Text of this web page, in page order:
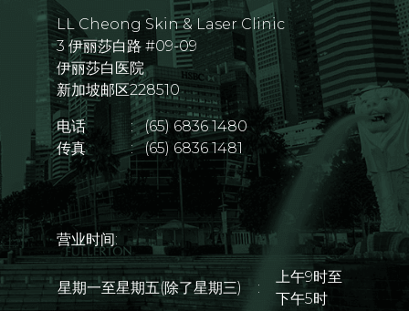
LL Cheong Skin & Laser Clinic
3 伊丽莎白路 #09-09
伊丽莎白医院
新加坡邮区228510
电话 :(65) 6836 1480
传真
:(65) 6836 1481
营业时间:
星期一至星期五(除了星期三) :
上午9时至
下午5时